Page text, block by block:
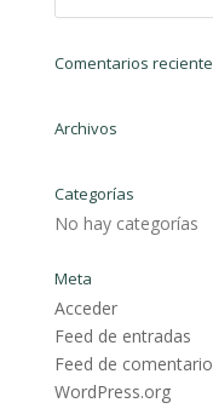
Comentarios
Archivos
Categorías
No hay categorías
Meta
Acceder
Feed de entradas
Feed de
WordPress.org